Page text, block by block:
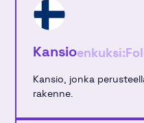
Kansioenkuksi:
Kansio, jonka
rakenne.